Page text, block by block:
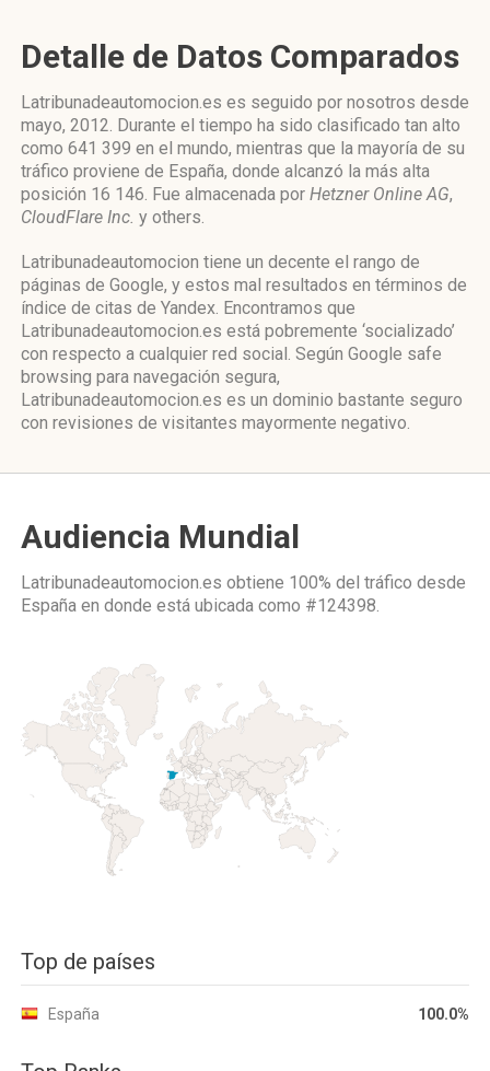
Detalle de Datos Comparados
Latribunadeautomocion.es es seguido por nosotros desde
mayo, 2012. Durante el tiempo ha sido clasificado tan alto
como 641 399 en el mundo, mientras que la mayoría de su
tráfico proviene de España, donde alcanzó la más alta
posición 16 146. Fue almacenada por Hetzner Online AG,
CloudFlare Inc. y others.
Latribunadeautomocion tiene un decente el rango de
páginas de Google, y estos mal resultados en términos de
índice de citas de Yandex. Encontramos que
Latribunadeautomocion.es está pobremente ‘socializado’
con respecto a cualquier red social. Según Google safe
browsing para navegación segura,
Latribunadeautomocion.es es un dominio bastante seguro
con revisiones de visitantes mayormente negativo.
Audiencia Mundial
Latribunadeautomocion.es obtiene 100% del tráfico desde
España en donde está ubicada como #124398.
Top de países
España 100.0%